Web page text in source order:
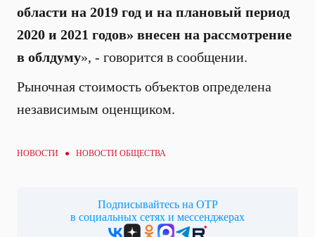
области на 2019 год и на плановый период
2020 и 2021 годов» внесен на рассмотрение
в облдуму», - говорится в сообщении.
Рыночная стоимость объектов определена
независимым оценщиком.
НОВОСТИ ● НОВОСТИ ОБЩЕСТВА
Подписывайтесь на ОТР
в социальных сетях и мессенджерах